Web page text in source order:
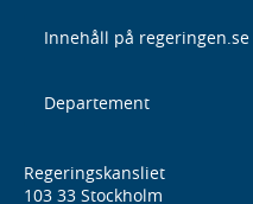
Innehåll på regeringen.se
Departement
Regeringskansliet
103 33 Stockholm